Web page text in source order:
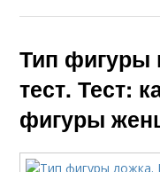
Тип фигуры
тест. Тест:
фигуры